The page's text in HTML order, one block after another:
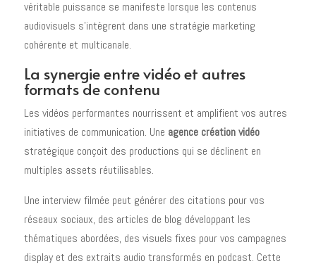
véritable puissance se manifeste lorsque les contenus
audiovisuels s'intègrent dans une stratégie marketing
cohérente et multicanale.
La synergie entre vidéo et autres
formats de contenu
Les vidéos performantes nourrissent et amplifient vos autres
initiatives de communication. Une agence création vidéo
stratégique conçoit des productions qui se déclinent en
multiples assets réutilisables.
Une interview filmée peut générer des citations pour vos
réseaux sociaux, des articles de blog développant les
thématiques abordées, des visuels fixes pour vos campagnes
display et des extraits audio transformés en podcast. Cette